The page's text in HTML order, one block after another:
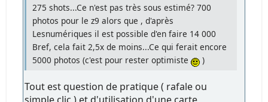
275 shots...Ce n'est pas très sous estimé? 700
photos pour le z9 alors que , d'après
Lesnumériques il est possible d'en faire 14 000
Bref, cela fait 2,5x de moins...Ce qui ferait encore
5000 photos (c'est pour rester optimiste
)
Tout est question de pratique ( rafale ou